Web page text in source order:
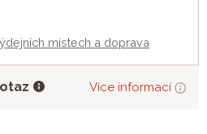
místech a doprava
Více informací